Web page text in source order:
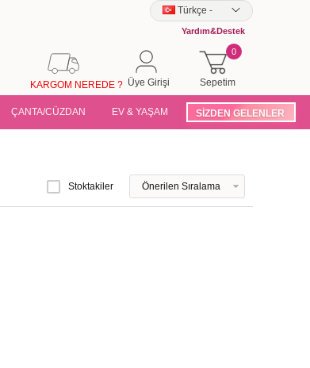
Türkçe -
Yardım&Destek
Sepetim
0
Üye Girişi
KARGOM NEREDE ?
ÇANTA/CÜZDAN EV & YAŞAM SİZDEN GELENLER
Stoktakiler